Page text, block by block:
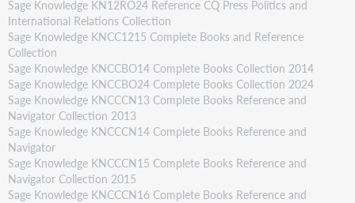
Sage Knowledge KN12RO24 Reference CQ Press Politics and
International Relations Collection
Sage Knowledge KNCC1215 Complete Books and Reference
Collection
Sage Knowledge KNCCBO14 Complete Books Collection 2014
Sage Knowledge KNCCBO24 Complete Books Collection 2024
Sage Knowledge KNCCCN13 Complete Books Reference and
Navigator Collection 2013
Sage Knowledge KNCCCN14 Complete Books Reference and
Navigator
Sage Knowledge KNCCCN15 Complete Books Reference and
Navigator Collection 2015
Sage Knowledge KNCCCN16 Complete Books Reference and